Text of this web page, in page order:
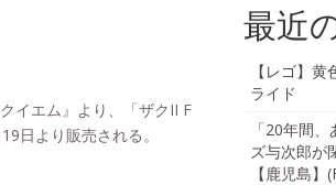
イエム』より、「ザクII F
日より販売される。
最近
【レゴ】
ライド
「20年間
ズ与次郎
【鹿児島